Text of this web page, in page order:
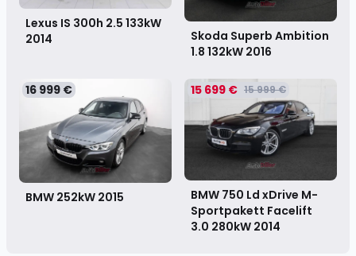
Lexus IS 300h 2.5 133kW
2014
Skoda Superb Ambition
1.8 132kW 2016
16 999 €
BMW 252kW 2015
15 699 € 15 999 €
BMW 750 Ld xDrive M-
Sportpakett Facelift
3.0 280kW 2014